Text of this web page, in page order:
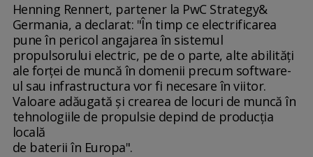
Henning Rennert, partener la PwC Strategy&
Germania, a declarat: "În timp ce electrificarea
pune în pericol angajarea în sistemul
propulsorului electric, pe de o parte, alte abilităţi
ale forţei de muncă în domenii precum software-
ul sau infrastructura vor fi necesare în viitor.
Valoare adăugată şi crearea de locuri de muncă în
tehnologiile de propulsie depind de producţia
locală
de baterii în Europa".